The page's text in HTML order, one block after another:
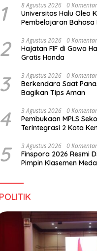
Festival Kuliner Sultra Maimo
2026
1 8 Agustus 2026 0 Komentar
Universitas Halu Oleo
Pembelajaran Bahasa
2 3 Agustus 2026 0 Komentar
Hajatan FIF di Gowa
Gratis Honda
3 3 Agustus 2026 0 Komentar
Berkendara Saat
Bagikan Tips Aman
4 3 Agustus 2026 0 Komentar
Pembukaan MPLS
Terintegrasi 2 Kota
5 3 Agustus 2026 0 Komentar
Finspora 2026 Resmi
Pimpin Klasemen
POLITIK